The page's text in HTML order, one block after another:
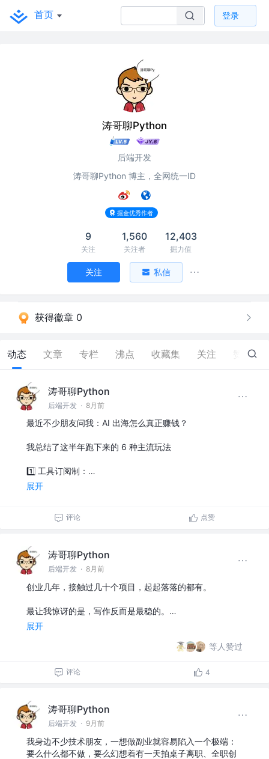
首页 登录
涛哥聊Python
后端开发
涛哥聊Python 博主，全网统一ID
掘金优秀作者
9
关注
1,560
关注者
12,403
掘力值
关注 私信
获得徽章 0
动态 文章 专栏 沸点 收藏集 关注 5
涛哥聊Python
后端开发 · 8月前
最近不少朋友问我：AI 出海怎么真正赚钱？
我总结了这半年跑下来的 6 种主流玩法
1️⃣ 工具订阅制：…
展开
评论 点赞
涛哥聊Python
后端开发 · 8月前
创业几年，接触过几十个项目，起起落落的都有。
最让我惊讶的是，写作反而是最稳的。…
展开
等人赞过
评论 4
涛哥聊Python
后端开发 · 9月前
我身边不少技术朋友，一想做副业就容易陷入一个极端：
要么什么都不做，要么幻想着有一天拍桌子离职、全职创